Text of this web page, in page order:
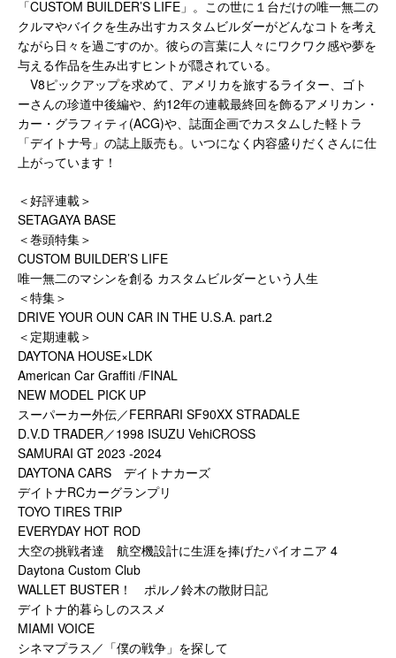
「CUSTOM BUILDER’S LIFE」。この世に１台だけの唯一無二の
クルマやバイクを生み出すカスタムビルダーがどんなコトを考え
ながら日々を過ごすのか。彼らの言葉に人々にワクワク感や夢を
与える作品を生み出すヒントが隠されている。
V8ピックアップを求めて、アメリカを旅するライター、ゴト
ーさんの珍道中後編や、約12年の連載最終回を飾るアメリカン・
カー・グラフィティ(ACG)や、誌面企画でカスタムした軽トラ
「デイトナ号」の誌上販売も。いつになく内容盛りだくさんに仕
上がっています！
＜好評連載＞
SETAGAYA BASE
＜巻頭特集＞
CUSTOM BUILDER’S LIFE
唯一無二のマシンを創る カスタムビルダーという人生
＜特集＞
DRIVE YOUR OUN CAR IN THE U.S.A. part.2
＜定期連載＞
DAYTONA HOUSE×LDK
American Car Graffiti /FINAL
NEW MODEL PICK UP
スーパーカー外伝／FERRARI SF90XX STRADALE
D.V.D TRADER／1998 ISUZU VehiCROSS
SAMURAI GT 2023 -2024
DAYTONA CARS デイトナカーズ
デイトナRCカーグランプリ
TOYO TIRES TRIP
EVERYDAY HOT ROD
大空の挑戦者達 航空機設計に生涯を捧げたパイオニア 4
Daytona Custom Club
WALLET BUSTER！ ポルノ鈴木の散財日記
デイトナ的暮らしのススメ
MIAMI VOICE
シネマプラス／「僕の戦争」を探して